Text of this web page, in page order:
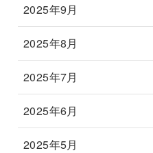
2025年9月
2025年8月
2025年7月
2025年6月
2025年5月